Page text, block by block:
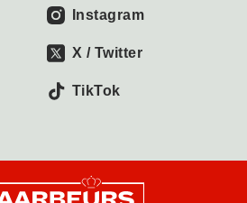
Instagram
X / Twitter
TikTok